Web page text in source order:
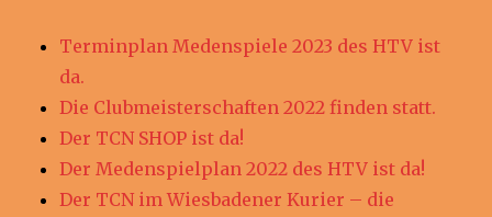
Terminplan Medenspiele 2023 des HTV ist
da.
Die Clubmeisterschaften 2022 finden statt.
Der TCN SHOP ist da!
Der Medenspielplan 2022 des HTV ist da!
Der TCN im Wiesbadener Kurier – die